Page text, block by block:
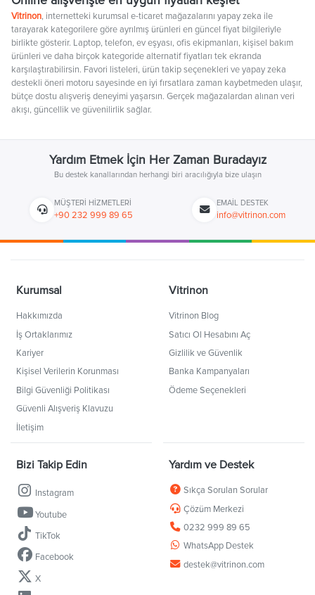
Vitrinon, internetteki kurumsal e-ticaret mağazalarını yapay zeka ile
tarayarak kategorilere göre ayrılmış ürünleri en güncel fiyat bilgileriyle
birlikte gösterir. Laptop, telefon, ev eşyası, ofis ekipmanları, kişisel bakım
ürünleri ve daha birçok kategoride alternatif fiyatları tek ekranda
karşılaştırabilirsin. Favori listeleri, ürün takip seçenekleri ve yapay zeka
destekli öneri motoru sayesinde en iyi fırsatlara zaman kaybetmeden ulaşır,
bütçe dostu alışveriş deneyimi yaşarsın. Gerçek mağazalardan alınan veri
akışı, güncellik ve güvenilirlik sağlar.
Yardım Etmek İçin Her Zaman Buradayız
Bu destek kanallarından herhangi biri aracılığıyla bize ulaşın
MÜŞTERI HIZMETLERI
+90 232 999 89 65
EMAIL DESTEK
info@vitrinon.com
Kurumsal
Hakkımızda
İş Ortaklarımız
Kariyer
Kişisel Verilerin Korunması
Bilgi Güvenliği Politikası
Güvenli Alışveriş Klavuzu
İletişim
Vitrinon
Vitrinon Blog
Satıcı Ol Hesabını Aç
Gizlilik ve Güvenlik
Banka Kampanyaları
Ödeme Seçenekleri
Bizi Takip Edin
Instagram
Youtube
TikTok
Facebook
X
Yardım ve Destek
Sıkça Sorulan Sorular
Çözüm Merkezi
0232 999 89 65
WhatsApp Destek
destek@vitrinon.com